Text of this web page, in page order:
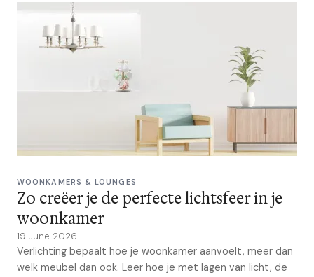
WOONKAMERS & LOUNGES
Zo creëer je de perfecte lichtsfeer in je
woonkamer
19 June 2026
Verlichting bepaalt hoe je woonkamer aanvoelt, meer dan
welk meubel dan ook. Leer hoe je met lagen van licht, de